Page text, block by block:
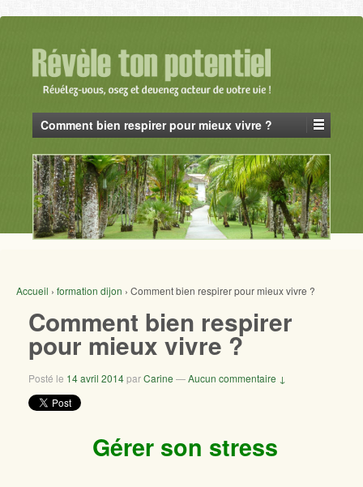
Comment bien respirer pour mieux vivre ?
Accueil › formation dijon › Comment bien respirer pour mieux vivre ?
Comment bien respirer
pour mieux vivre ?
Posté le 14 avril 2014parCarine —Aucun commentaire ↓
Gérer son stress